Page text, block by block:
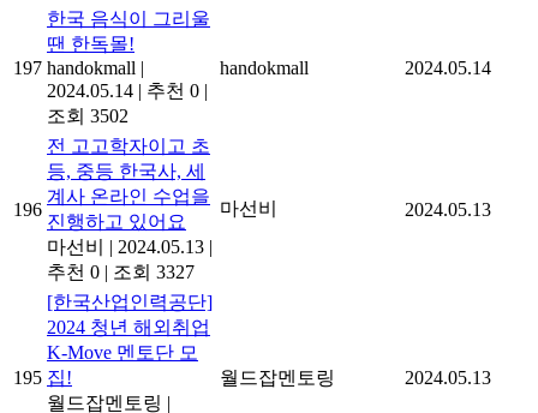
197
한국 음식이 그리울
땐 한독몰!
handokmall |
2024.05.14 | 추천 0 |
조회 3502
handokmall 2024.05.14
196
전 고고학자이고 초
등, 중등 한국사, 세
계사 온라인 수업을
진행하고 있어요
마선비
| 2024.05.13 |
추천 0 | 조회 3327
마선비 2024.05.13
195
[한국산업인력공단]
2024 청년 해외취업
K-Move 멘토단 모
집!
월드잡멘토링 |
월드잡멘토링 2024.05.13